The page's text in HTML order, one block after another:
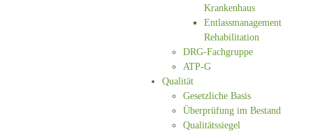
Krankenhaus
Entlassmanagement
Rehabilitation
DRG-Fachgruppe
ATP-G
Qualität
Gesetzliche Basis
Überprüfung im Bestand
Qualitätssiegel